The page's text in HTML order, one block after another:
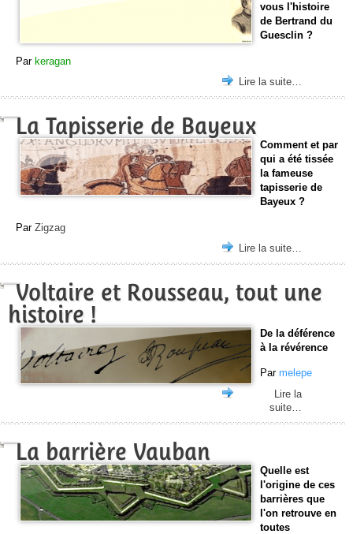
vous l'histoire
de Bertrand du
Guesclin ?
Par keragan
Lire la suite…
La Tapisserie de Bayeux
Comment et par
qui a été tissée
la fameuse
tapisserie de
Bayeux ?
Par Zigzag
Lire la suite…
Voltaire et Rousseau, tout une
histoire !
De la déférence
à la révérence
Par melepe
Lire la
suite…
La barrière Vauban
Quelle est
l'origine de ces
barrières que
l'on retrouve en
toutes